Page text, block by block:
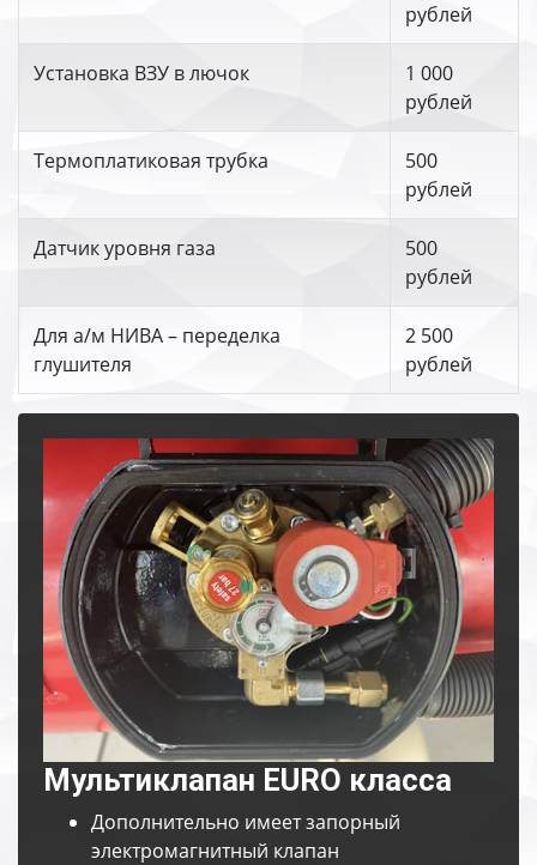
рублей
Установка ВЗУ в лючок
1 000
рублей
Термоплатиковая трубка
500
рублей
Датчик уровня газа
500
рублей
Для а/м НИВА – переделка
глушителя
2 500
рублей
Мультиклапан EURO класса
Дополнительно имеет запорный
электромагнитный клапан